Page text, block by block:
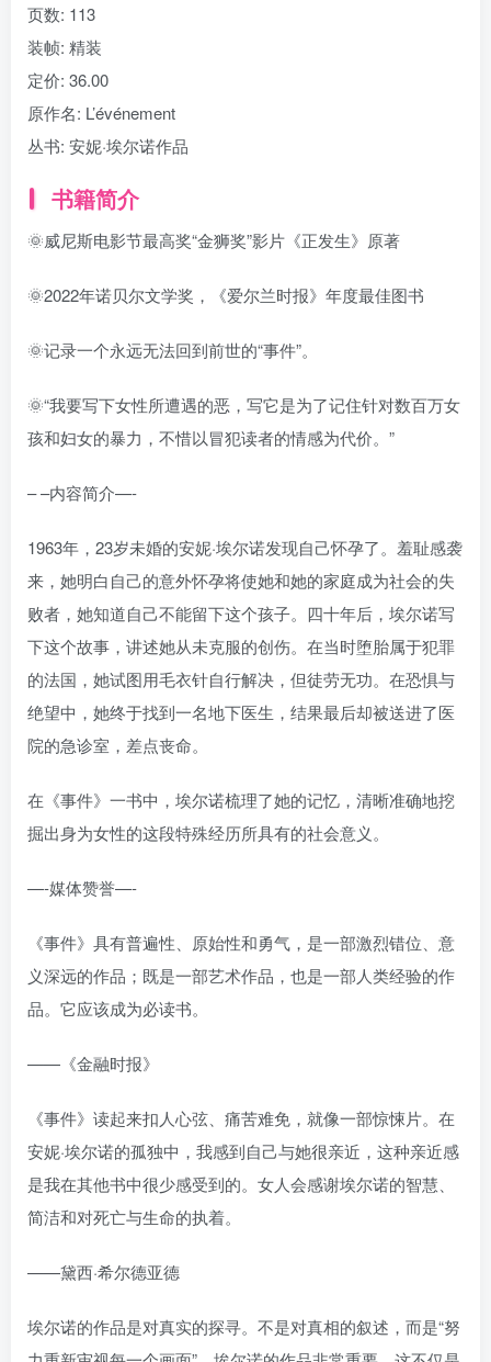
页数: 113
装帧: 精装
定价: 36.00
原作名: L’événement
丛书: 安妮·埃尔诺作品
书籍简介
🌞威尼斯电影节最高奖“金狮奖”影片《正发生》原著
🌞2022年诺贝尔文学奖，《爱尔兰时报》年度最佳图书
🌞记录一个永远无法回到前世的“事件”。
🌞“我要写下女性所遭遇的恶，写它是为了记住针对数百万女
孩和妇女的暴力，不惜以冒犯读者的情感为代价。”
– –内容简介—-
1963年，23岁未婚的安妮·埃尔诺发现自己怀孕了。羞耻感袭
来，她明白自己的意外怀孕将使她和她的家庭成为社会的失
败者，她知道自己不能留下这个孩子。四十年后，埃尔诺写
下这个故事，讲述她从未克服的创伤。在当时堕胎属于犯罪
的法国，她试图用毛衣针自行解决，但徒劳无功。在恐惧与
绝望中，她终于找到一名地下医生，结果最后却被送进了医
院的急诊室，差点丧命。
在《事件》一书中，埃尔诺梳理了她的记忆，清晰准确地挖
掘出身为女性的这段特殊经历所具有的社会意义。
—-媒体赞誉—-
《事件》具有普遍性、原始性和勇气，是一部激烈错位、意
义深远的作品；既是一部艺术作品，也是一部人类经验的作
品。它应该成为必读书。
——《金融时报》
《事件》读起来扣人心弦、痛苦难免，就像一部惊悚片。在
安妮·埃尔诺的孤独中，我感到自己与她很亲近，这种亲近感
是我在其他书中很少感受到的。女人会感谢埃尔诺的智慧、
简洁和对死亡与生命的执着。
——黛西·希尔德亚德
埃尔诺的作品是对真实的探寻。不是对真相的叙述，而是“努